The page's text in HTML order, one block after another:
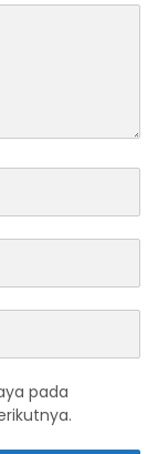
pada